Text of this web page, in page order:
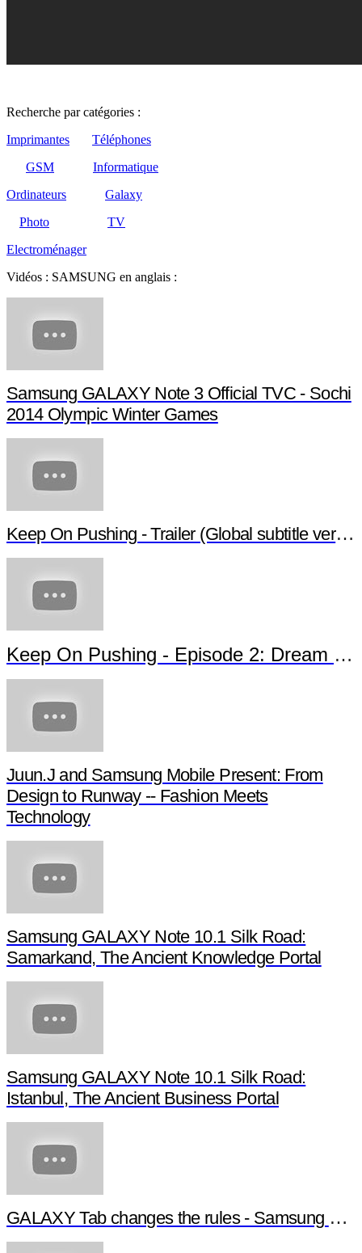
Recherche par catégories :
Imprimantes
Téléphones
GSM
Informatique
Ordinateurs
Galaxy
Photo
TV
Electroménager
Vidéos : SAMSUNG en anglais :
Samsung GALAXY Note 3 Official TVC - Sochi
2014 Olympic Winter Games
Keep On Pushing - Trailer (Global subtitle version)
Keep On Pushing - Episode 2: Dream of Jamaica
Juun.J and Samsung Mobile Present: From
Design to Runway -- Fashion Meets
Technology
Samsung GALAXY Note 10.1 Silk Road:
Samarkand, The Ancient Knowledge Portal
Samsung GALAXY Note 10.1 Silk Road:
Istanbul, The Ancient Business Portal
GALAXY Tab changes the rules - Samsung GALAXY NotePRO